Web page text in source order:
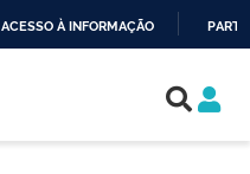
ACESSO À INFORMAÇÃO